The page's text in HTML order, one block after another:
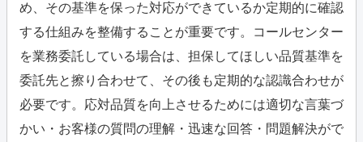
め、その基準を保った対応ができているか定期的に確認
する仕組みを整備することが重要です。コールセンター
を業務委託している場合は、担保してほしい品質基準を
委託先と擦り合わせて、その後も定期的な認識合わせが
必要です。応対品質を向上させるためには適切な言葉づ
かい・お客様の質問の理解・迅速な回答・問題解決がで